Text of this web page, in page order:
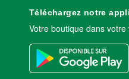
Téléchargez notre
Votre boutique dans votre